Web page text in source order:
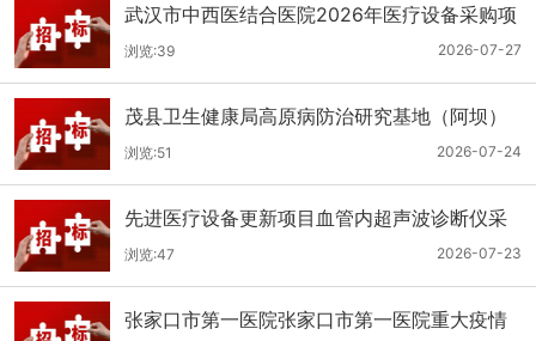
武汉市中西医结合医院2026年医疗设备采购项
目三十三公开招标公告
2026-07-27
浏览:39
茂县卫生健康局高原病防治研究基地（阿坝）
手术、急救及生命支持类医疗设备购置项目招
标公告
2026-07-24
浏览:51
先进医疗设备更新项目血管内超声波诊断仪采
购（三次）公开招标公告
2026-07-23
浏览:47
张家口市第一医院张家口市第一医院重大疫情